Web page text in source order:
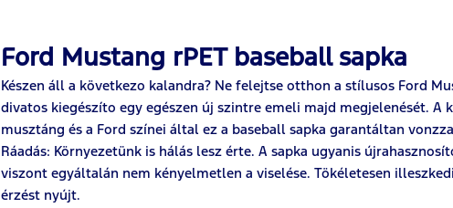
Ford Mustang rPET baseball sapka
Készen áll a következo kalandra? Ne felejtse otthon a stílusos Ford
divatos kiegészíto egy egészen új szintre emeli majd megjelenését. A
musztáng és a Ford színei által ez a baseball sapka garantáltan
Ráadás: Környezetünk is hálás lesz érte. A sapka ugyanis
viszont egyáltalán nem kényelmetlen a viselése. Tökéletesen
érzést nyújt.